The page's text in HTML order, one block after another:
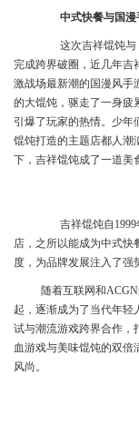
中式快餐与国漫
这次吉祥馄饨与
完成跨界破圈，近几年吉
激战场最新潮的国漫风手
的大馄饨，驱走了一身疲
引爆了玩家的热情。少年
馄饨打造的主题店都人潮
下，吉祥馄饨成了一道美
吉祥馄饨自
店，之所以能成为中式快
度，为品牌发展注入了强
随着互联网和
起，逐渐成为了当代年轻
试与潮流游戏跨界合作，
血游戏与美味馄饨的双倍
风尚。